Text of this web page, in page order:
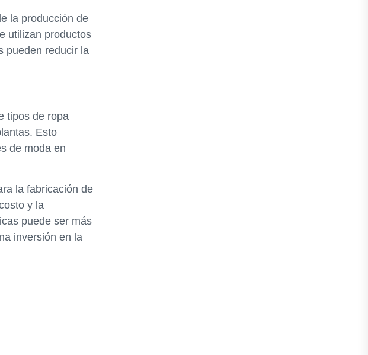
la producción de
utilizan productos
pueden reducir la
tipos de ropa
Esto
de moda en
la fabricación de
y la
puede ser más
inversión en la